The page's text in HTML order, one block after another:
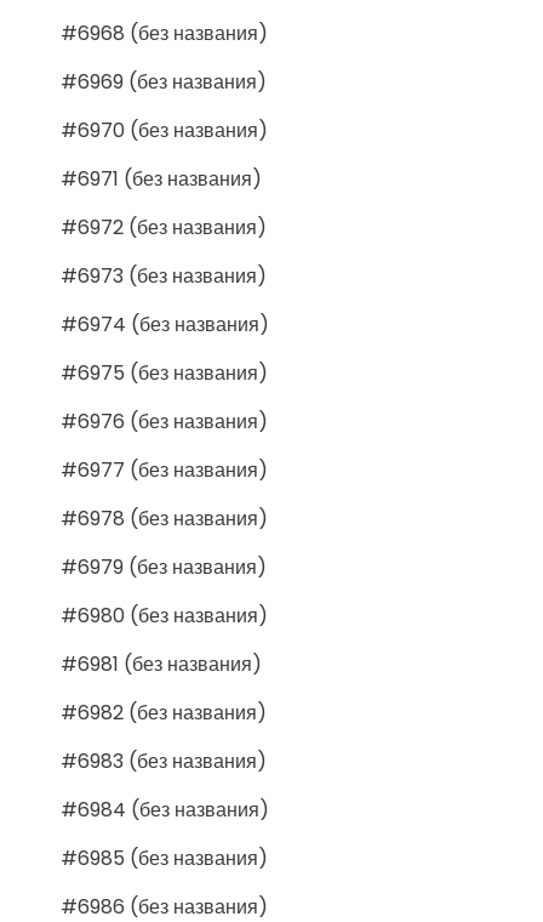
#6968 (без названия)
#6969 (без названия)
#6970 (без названия)
#6971 (без названия)
#6972 (без названия)
#6973 (без названия)
#6974 (без названия)
#6975 (без названия)
#6976 (без названия)
#6977 (без названия)
#6978 (без названия)
#6979 (без названия)
#6980 (без названия)
#6981 (без названия)
#6982 (без названия)
#6983 (без названия)
#6984 (без названия)
#6985 (без названия)
#6986 (без названия)